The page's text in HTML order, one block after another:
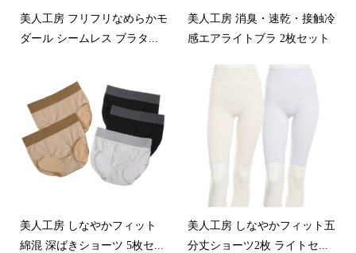
美人工房 フリフリなめらかモ
ダール シームレス ブラタ...
美人工房 消臭・速乾・接触冷
感エアライトブラ 2枚セット
美人工房 しなやかフィット
綿混 深ばきショーツ 5枚セ...
美人工房 しなやかフィット五
分丈ショーツ2枚 ライトセ...